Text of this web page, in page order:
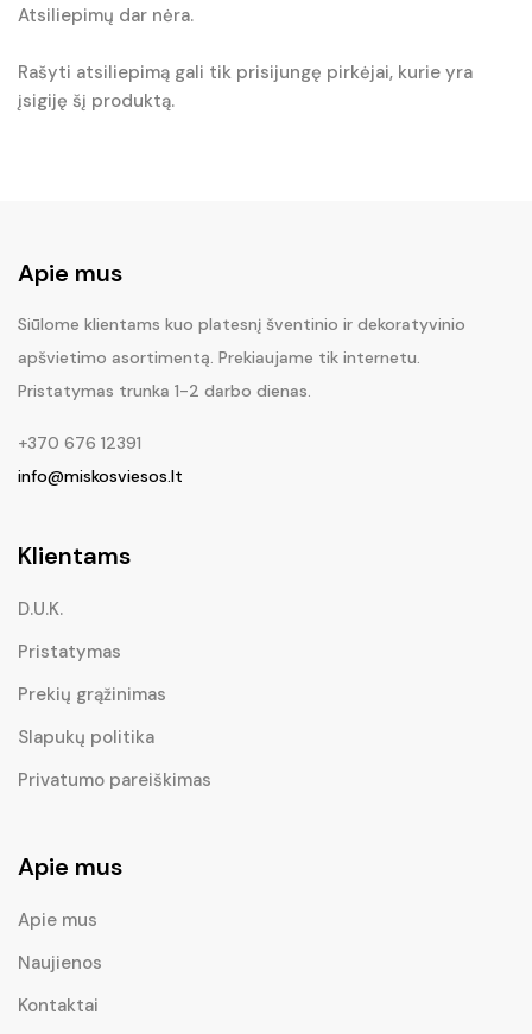
Atsiliepimų dar nėra.
Rašyti atsiliepimą gali tik prisijungę pirkėjai, kurie yra
įsigiję šį produktą.
Apie mus
Siūlome klientams kuo platesnį šventinio ir dekoratyvinio
apšvietimo asortimentą. Prekiaujame tik internetu.
Pristatymas trunka 1-2 darbo dienas.
+370 676 12391
info@miskosviesos.lt
Klientams
D.U.K.
Pristatymas
Prekių grąžinimas
Slapukų politika
Privatumo pareiškimas
Apie mus
Apie mus
Naujienos
Kontaktai